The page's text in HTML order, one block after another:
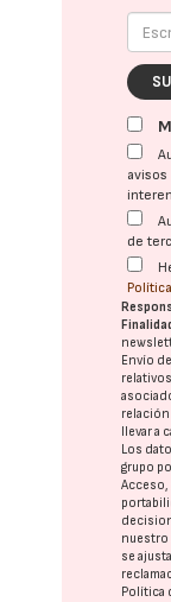
de
Envío
relación
llevar
Los
grupo
nuestro
se
Política